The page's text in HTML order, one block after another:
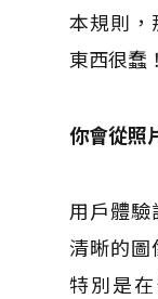
本規則，
東西很蠢！
你會從照
用戶體驗
清晰的圖
特別是